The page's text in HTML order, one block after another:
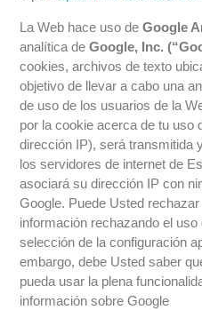
La Web hace uso deGoogle
analítica deGoogle, Inc.
cookies, archivos de texto
objetivo de llevar a cabo una
de uso de los usuarios de la
por la cookie acerca de tu uso
dirección IP), será transmitida
los servidores de internet de
asociará su dirección IP con
Google. Puede Usted
información rechazando el
selección de la configuración
embargo, debe Usted saber
pueda usar la plena
información sobre Google